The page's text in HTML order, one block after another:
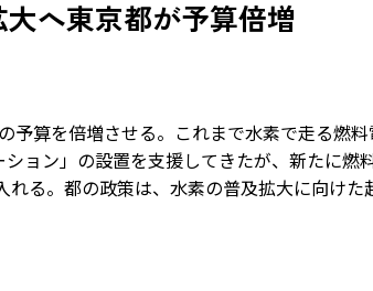
へ東京都が予算倍増
算を倍増させる。これまで水素で走る燃料
ョン」の設置を支援してきたが、新たに燃
る。都の政策は、水素の普及拡大に向けた